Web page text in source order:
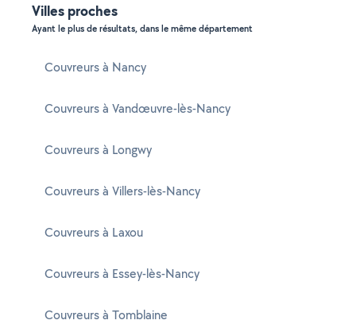
Villes proches
Ayant le plus de résultats, dans le même département
Couvreurs à Nancy
Couvreurs à Vandœuvre-lès-Nancy
Couvreurs à Longwy
Couvreurs à Villers-lès-Nancy
Couvreurs à Laxou
Couvreurs à Essey-lès-Nancy
Couvreurs à Tomblaine